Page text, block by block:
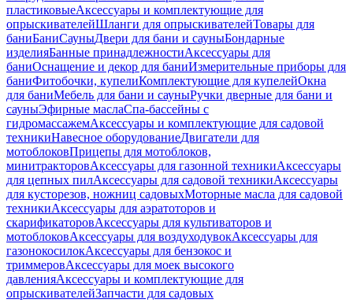
пластиковыеАксессуары и комплектующие для
опрыскивателейШланги для опрыскивателейТовары для
баниБаниСауныДвери для бани и сауныБондарные
изделияБанные принадлежностиАксессуары для
баниОснащение и декор для баниИзмерительные приборы для
баниФитобочки, купелиКомплектующие для купелейОкна
для баниМебель для бани и сауныРучки дверные для бани и
сауныЭфирные маслаСпа-бассейны с
гидромассажемАксессуары и комплектующие для садовой
техникиНавесное оборудованиеДвигатели для
мотоблоковПрицепы для мотоблоков,
минитракторовАксессуары для газонной техникиАксессуары
для цепных пилАксессуары для садовой техникиАксессуары
для кусторезов, ножниц садовыхМоторные масла для садовой
техникиАксессуары для аэратоторов и
скарификаторовАксессуары для культиваторов и
мотоблоковАксессуары для воздуходувокАксессуары для
газонокосилокАксессуары для бензокос и
триммеровАксессуары для моек высокого
давленияАксессуары и комплектующие для
опрыскивателейЗапчасти для садовых